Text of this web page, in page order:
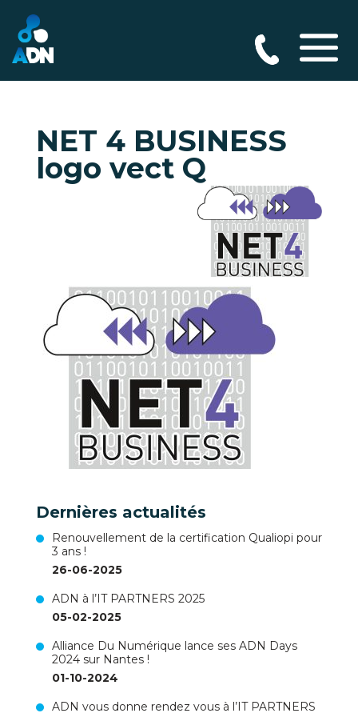
NET 4 BUSINESS
logo vect Q
Dernières actualités
Renouvellement de la certification Qualiopi pour
3 ans !
26-06-2025
ADN à l’IT PARTNERS 2025
05-02-2025
Alliance Du Numérique lance ses ADN Days
2024 sur Nantes !
01-10-2024
ADN vous donne rendez vous à l’IT PARTNERS